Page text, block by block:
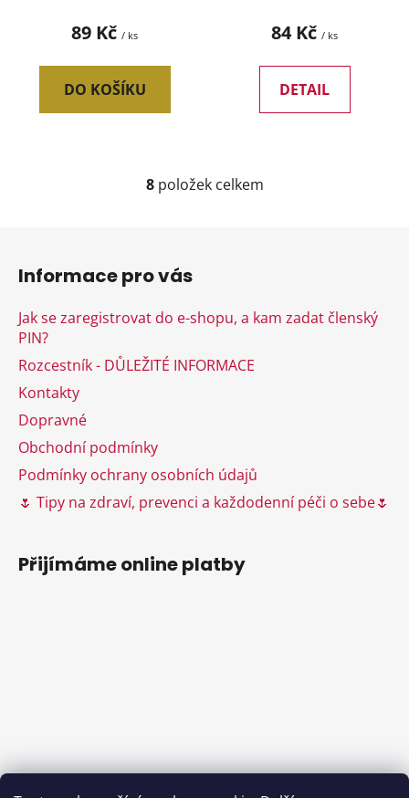
89 Kč / ks
DO KOŠÍKU
84 Kč / ks
DETAIL
O
c
p
r
ý
p
i
u
8položek celkem
Informace pro vás
Jak se zaregistrovat do e-shopu, a kam zadat členský
PIN?
Rozcestník - DŮLEŽITÉ INFORMACE
Kontakty
Dopravné
Obchodní podmínky
Podmínky ochrany osobních údajů
🌷 Tipy na zdraví, prevenci a každodenní péči o sebe🌷
Přijímáme online platby